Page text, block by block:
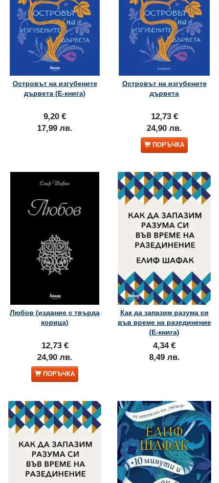
Островът на изгубените
дървета (Е-книга)
9,20 €
17,99 лв.
Островът на изгубените
дървета
12,73 €
24,90 лв.
ПОРЪЧКА
Любов (издание с твърда
корица)
12,73 €
24,90 лв.
ПОРЪЧКА
Как да запазим разума си
във време на разединение
(Е-книга)
4,34 €
8,49 лв.